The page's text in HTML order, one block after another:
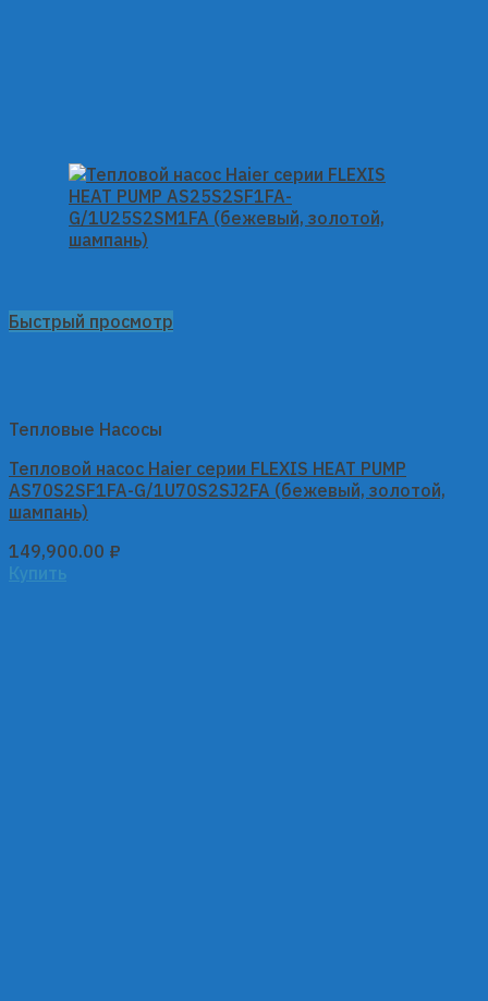
Быстрый просмотр
Тепловые Насосы
Тепловой насос Haier серии FLEXIS HEAT PUMP
AS70S2SF1FA-G/1U70S2SJ2FA (бежевый, золотой,
шампань)
149,900.00 ₽
Купить